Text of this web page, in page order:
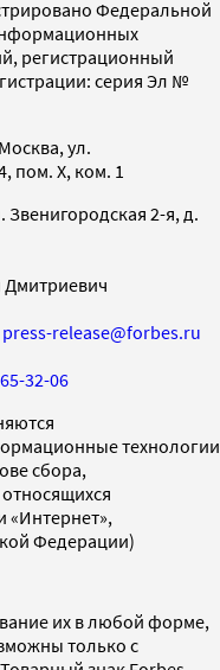
Федеральной
регистрационный
серия Эл №
ул.
пом. X, ком. 1
Звенигородская 2-я, д.
Дмитриевич
press-release@forbes.ru
32-06
технологии
сбора,
«Интернет»,
Федерации)
их в любой форме,
только с